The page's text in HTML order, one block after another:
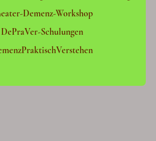
Demenz-Workshop
DePraVer-Schulungen